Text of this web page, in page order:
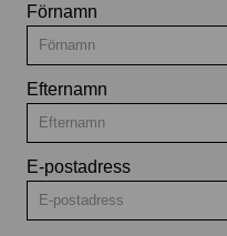
Förnamn
Efternamn
E-postadress